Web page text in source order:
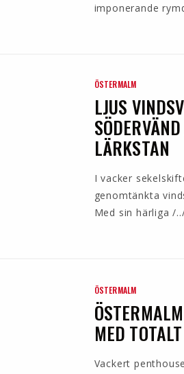
imponerande
ÖSTERMALM
LJUS
LÄRKSTAN
I vacker
genomtänkta
Med sin härliga /
ÖSTERMALM
MED
Vackert